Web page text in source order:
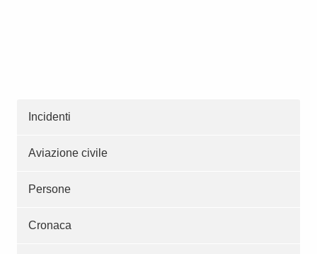
Incidenti
Aviazione civile
Persone
Cronaca